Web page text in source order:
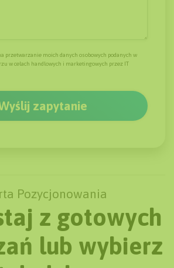
przetwarzanie moich danych osobowych podanych w
w celach handlowych i marketingowych przez IT
Pozycjonowania
z gotowych
lub wybierz